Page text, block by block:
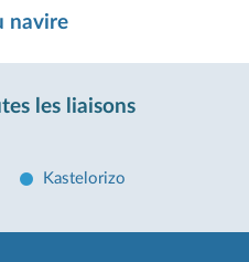
navire
les liaisons
Kastelorizo